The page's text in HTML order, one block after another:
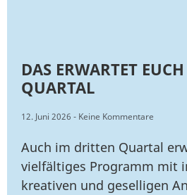
DAS ERWARTET
QUARTAL
12. Juni 2026 Keine Kommentare
Auch im dritten Quartal
vielfältiges Programm mit
kreativen und geselligen